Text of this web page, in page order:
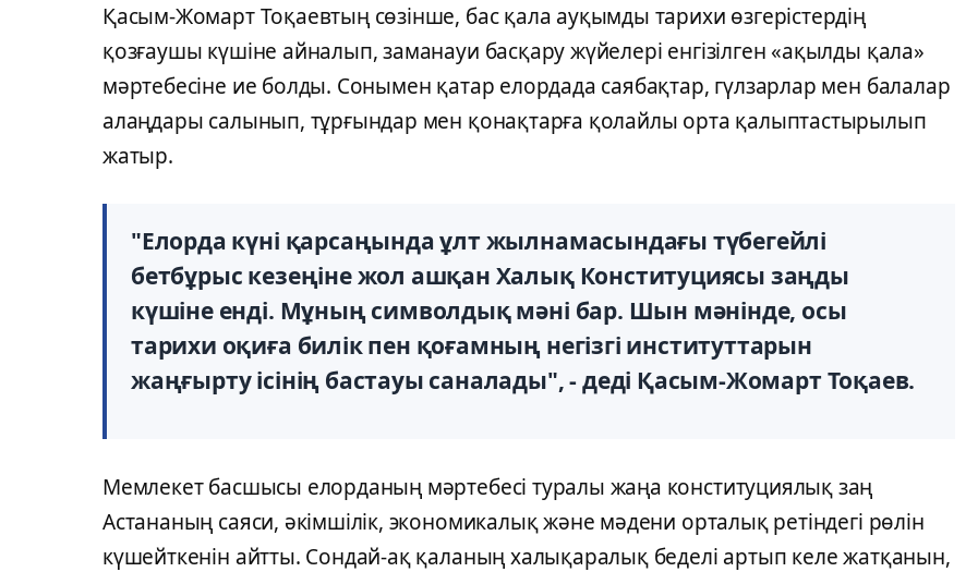
Қасым-Жомарт Тоқаевтың сөзінше, бас қала ауқымды тарихи өзгерістердің
қозғаушы күшіне айналып, заманауи басқару жүйелері енгізілген «ақылды қала»
мәртебесіне ие болды. Сонымен қатар елордада саябақтар, гүлзарлар мен балалар
алаңдары салынып, тұрғындар мен қонақтарға қолайлы орта қалыптастырылып
жатыр.
"Елорда күні қарсаңында ұлт жылнамасындағы түбегейлі
бетбұрыс кезеңіне жол ашқан Халық Конституциясы заңды
күшіне енді. Мұның символдық мәні бар. Шын мәнінде, осы
тарихи оқиға билік пен қоғамның негізгі институттарын
жаңғырту ісінің бастауы саналады", - деді Қасым-Жомарт Тоқаев.
Мемлекет басшысы елорданың мәртебесі туралы жаңа конституциялық заң
Астананың саяси, әкімшілік, экономикалық және мәдени орталық ретіндегі рөлін
күшейткенін айтты. Сондай-ақ қаланың халықаралық беделі артып келе жатқанын,